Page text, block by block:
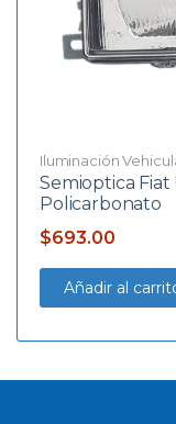
Iluminación
Semioptica Fiat
Policarbonato
$693.00
Añadir al